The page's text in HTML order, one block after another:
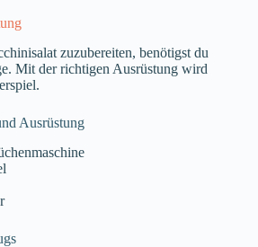
zuzubereiten, benötigst du
Mit der richtigen Ausrüstung wird
Ausrüstung